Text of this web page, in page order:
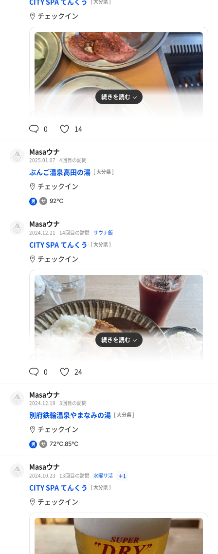
チェックイン
ヒレ角切
続きを読む
0 14
Masaウナ
2025.01.07 4回目の訪問
ぶんご温泉高田の湯 [ 大分県 ]
チェックイン
男 92℃
Masaウナ
2024.12.21 14回目の訪問 サウナ飯
CITY SPA てんくう [ 大分県 ]
チェックイン
厚切りカツカレー、トマトスカッシュ
続きを読む
0 24
Masaウナ
2024.12.19 3回目の訪問
別府鉄輪温泉やまなみの湯 [ 大分県 ]
チェックイン
男 72℃,85℃
Masaウナ
2024.10.23 13回目の訪問 水曜サ活 ＋1
CITY SPA てんくう [ 大分県 ]
チェックイン